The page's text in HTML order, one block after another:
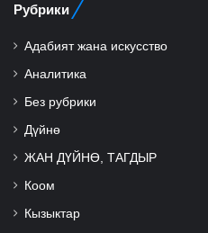
Рубрики
Адабият жана искусство
Аналитика
Без рубрики
Дүйнө
ЖАН ДҮЙНӨ, ТАГДЫР
Коом
Кызыктар